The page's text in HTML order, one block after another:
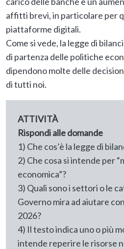
affitti brevi, in particolare per
piattaforme digitali.
Come si vede, la legge di
di partenza delle politiche
dipendono molte delle
di tutti noi.
ATTIVITÀ
Rispondi alle domande
1) Che cos’è la legge di
2) Che cosa si intende per
economica”?
3) Quali sono i settori o le
Governo mira ad aiutare
2026?
4) Il testo indica uno o più
intende reperire le risorse